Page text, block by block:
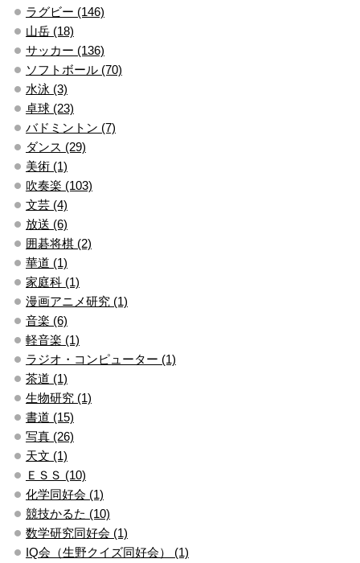
ラグビー (146)
山岳 (18)
サッカー (136)
ソフトボール (70)
水泳 (3)
卓球 (23)
バドミントン (7)
ダンス (29)
美術 (1)
吹奏楽 (103)
文芸 (4)
放送 (6)
囲碁将棋 (2)
華道 (1)
家庭科 (1)
漫画アニメ研究 (1)
音楽 (6)
軽音楽 (1)
ラジオ・コンピューター (1)
茶道 (1)
生物研究 (1)
書道 (15)
写真 (26)
天文 (1)
ＥＳＳ (10)
化学同好会 (1)
競技かるた (10)
数学研究同好会 (1)
IQ会（生野クイズ同好会） (1)